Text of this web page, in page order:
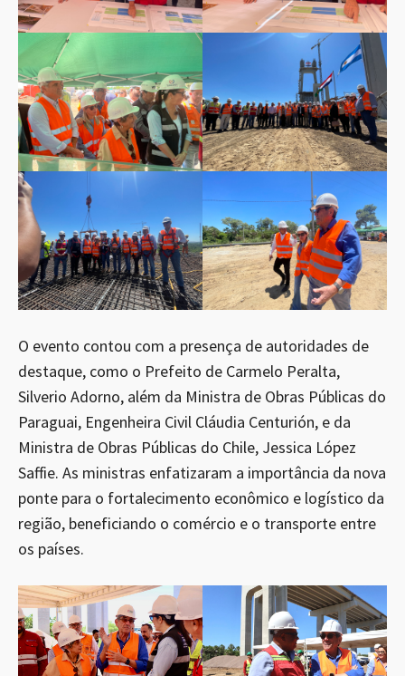
O evento contou com a presença de autoridades de
destaque, como o Prefeito de Carmelo Peralta,
Silverio Adorno, além da Ministra de Obras Públicas do
Paraguai, Engenheira Civil Cláudia Centurión, e da
Ministra de Obras Públicas do Chile, Jessica López
Saffie. As ministras enfatizaram a importância da nova
ponte para o fortalecimento econômico e logístico da
região, beneficiando o comércio e o transporte entre
os países.